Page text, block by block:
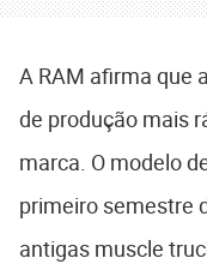
A RAM afirma que
de produção mais
marca. O modelo
primeiro semestre
antigas muscle